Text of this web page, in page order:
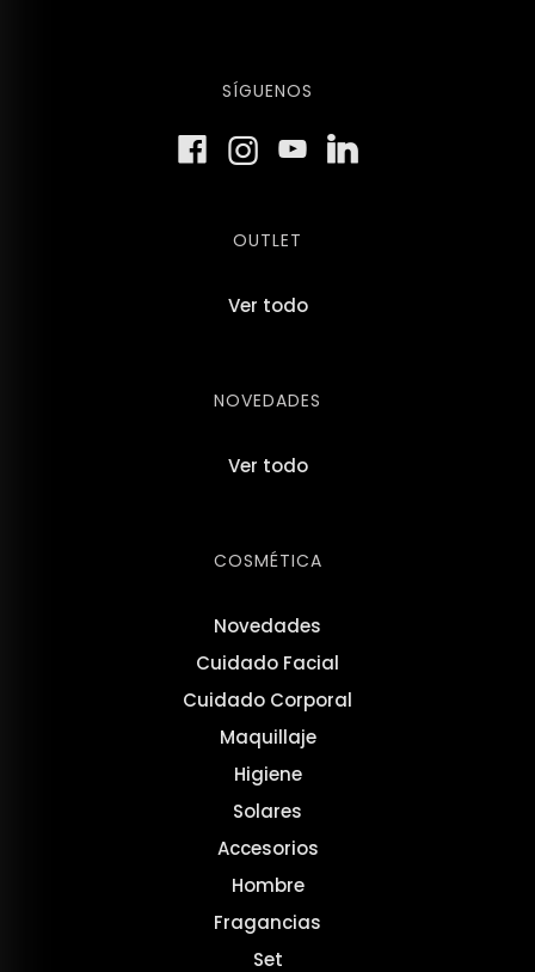
SÍGUENOS
OUTLET
Ver todo
NOVEDADES
Ver todo
COSMÉTICA
Novedades
Cuidado Facial
Cuidado Corporal
Maquillaje
Higiene
Solares
Accesorios
Hombre
Fragancias
Set